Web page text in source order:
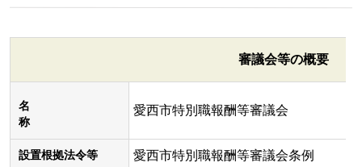
審議会等の概要
名
称
愛西市特別職報酬等審議会
設置根拠法令等 愛西市特別職報酬等審議会条例